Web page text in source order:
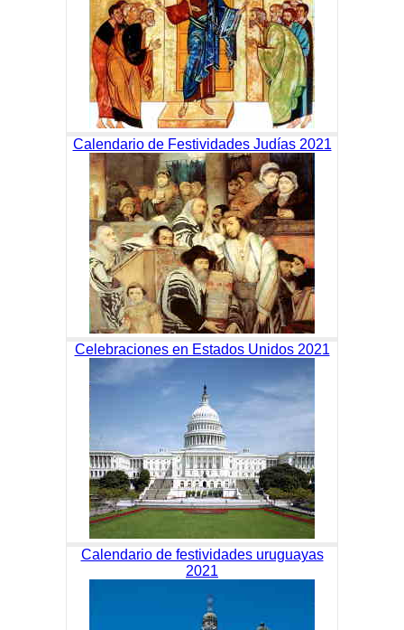
Calendario de Festividades Judías 2021
Celebraciones en Estados Unidos 2021
Calendario de festividades uruguayas
2021